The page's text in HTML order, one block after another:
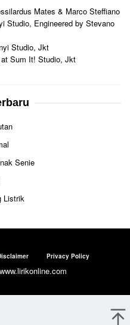
Mates & Marco Steffiano
Studio, Engineered by Stevano
Studio, Jkt
Sum It! Studio, Jkt
Senie
Listrik
Privacy Policy